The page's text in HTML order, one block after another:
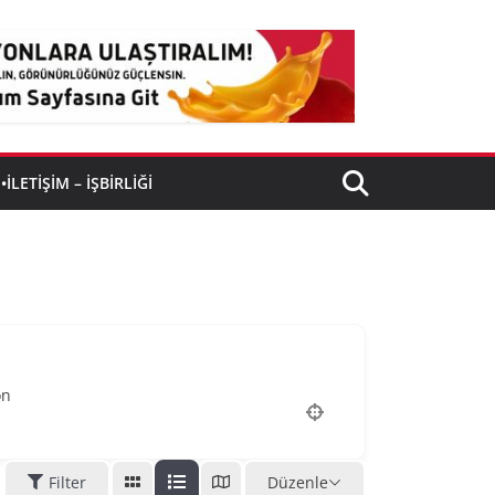
•İLETIŞIM – İŞBIRLIĞI
Filter Düzenle